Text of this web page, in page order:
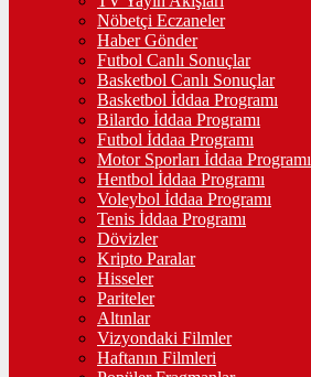
Nöbetçi Eczaneler
Haber Gönder
Futbol Canlı Sonuçlar
Basketbol Canlı Sonuçlar
Basketbol İddaa Programı
Bilardo İddaa Programı
Futbol İddaa Programı
Motor Sporları İddaa Programı
Hentbol İddaa Programı
Voleybol İddaa Programı
Tenis İddaa Programı
Dövizler
Kripto Paralar
Hisseler
Pariteler
Altınlar
Vizyondaki Filmler
Haftanın Filmleri